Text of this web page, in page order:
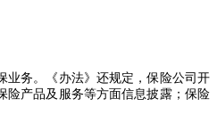
业务。《办法》还规定，保险公司开
险产品及服务等方面信息披露；保险